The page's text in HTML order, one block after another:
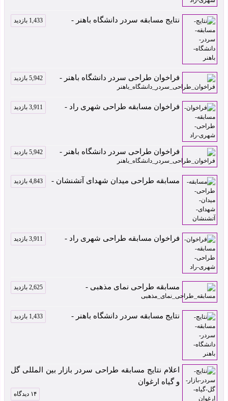
نتایج مسابقه سردر دانشگاه باهنر - 1,433 بازدید
فراخوان طراحی سردر دانشگاه باهنر - 5,942 بازدید
فراخوان مسابقه طراحی شهری راد - 3,911 بازدید
فراخوان طراحی سردر دانشگاه باهنر - 5,942 بازدید
مسابقه طراحی میدان شهدای آتشنشان - 4,843 بازدید
فراخوان مسابقه طراحی شهری راد - 3,911 بازدید
مسابقه طراحی نمای مذهبی - 2,625 بازدید
نتایج مسابقه سردر دانشگاه باهنر - 1,433 بازدید
اعلام نتایج مسابقه طراحی سردر بازار بین المللی گل
و گیاه ارغوان
۱۴ دیدگاه